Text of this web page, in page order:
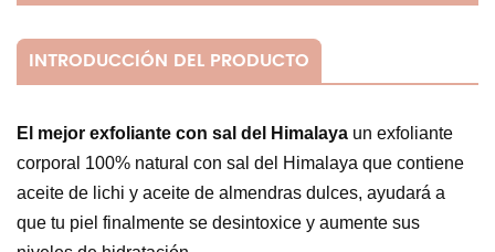
INTRODUCCIÓN DEL PRODUCTO
El mejor exfoliante con sal del Himalaya un exfoliante
corporal 100% natural con sal del Himalaya que contiene
aceite de lichi y aceite de almendras dulces, ayudará a
que tu piel finalmente se desintoxice y aumente sus